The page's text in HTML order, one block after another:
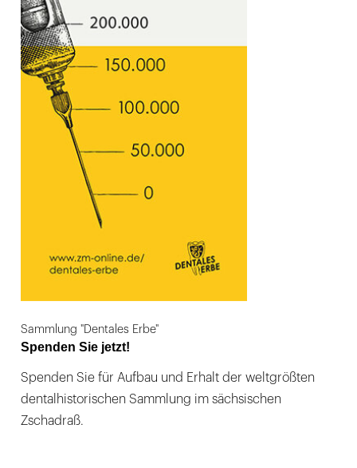
Sammlung "Dentales Erbe"
Spenden Sie jetzt!
Spenden Sie für Aufbau und Erhalt der weltgrößten
dentalhistorischen Sammlung im sächsischen
Zschadraß.